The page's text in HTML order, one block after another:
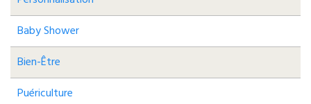
Baby Shower
Bien-Être
Puériculture